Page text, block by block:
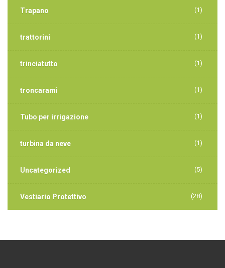
Trapano (1)
trattorini (1)
trinciatutto (1)
troncarami (1)
Tubo per irrigazione (1)
turbina da neve (1)
Uncategorized (5)
Vestiario Protettivo (28)